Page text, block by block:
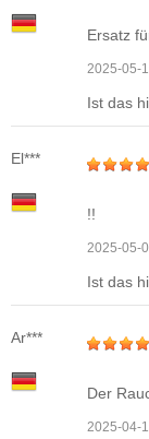
Ersatz
2025-05-
Ist das
El***
!!
2025-05-
Ist das
Ar***
Der
2025-04-